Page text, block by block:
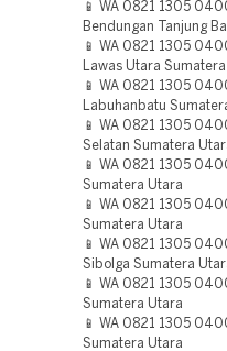
📱 WA 0821 1305
Bendungan Tanjung
📱 WA 0821 1305
Lawas Utara
📱 WA 0821 1305
Labuhanbatu
📱 WA 0821 1305
Selatan Sumatera
📱 WA 0821 1305
Sumatera Utara
📱 WA 0821 1305
Sumatera Utara
📱 WA 0821 1305
Sibolga Sumatera
📱 WA 0821 1305
Sumatera Utara
📱 WA 0821 1305
Sumatera Utara